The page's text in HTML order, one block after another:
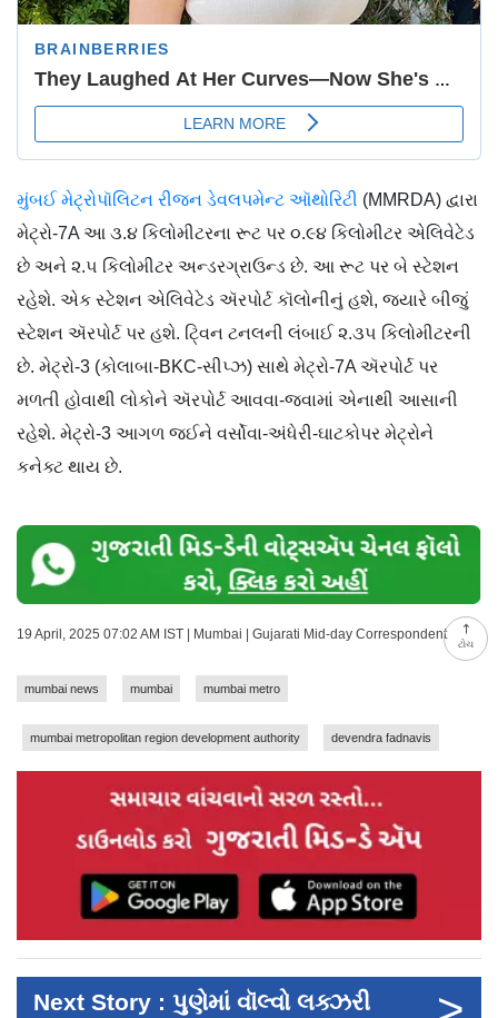
ટોચ
મુંબઈ મેટ્રોપૉલિટન રીજન ડેવલપમેન્ટ ઑથોરિટી (MMRDA) દ્વારા
મેટ્રો-7A આ ૩.૪ કિલોમીટરના રૂટ પર ૦.૯૪ કિલોમીટર એલિવેટેડ
છે અને ૨.૫ કિલોમીટર અન્ડરગ્રાઉન્ડ છે. આ રૂટ પર બે સ્ટેશન
રહેશે. એક સ્ટેશન એલિવેટેડ ઍરપોર્ટ કૉલોનીનું હશે, જ્યારે બીજું
સ્ટેશન ઍરપોર્ટ પર હશે. ટ્‍વિન ટનલની લંબાઈ ૨.૩૫ કિલોમીટરની
છે. મેટ્રો-3 (કોલાબા-BKC-સીપ્ઝ) સાથે મેટ્રો-7A ઍરપોર્ટ પર
મળતી હોવાથી લોકોને ઍરપોર્ટ આવવા-જવામાં એનાથી આસાની
રહેશે. મેટ્રો-3 આગળ જઈને વર્સોવા-અંધેરી-ઘાટકોપર મેટ્રોને
કનેક્ટ થાય છે.
19 April, 2025 07:02 AM IST | Mumbai | Gujarati Mid-day Correspondent
mumbai news mumbai mumbai metro
mumbai metropolitan region development authority devendra fadnavis
Next Story : પુણેમાં વૉલ્વો લક્ઝરી